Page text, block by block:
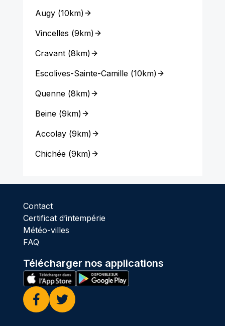
Augy(10km)
Vincelles (9km)
Cravant(8km)
Escolives-Sainte-Camille(10km)
Quenne(8km)
Beine(9km)
Accolay(9km)
Chichée(9km)
Contact
Certificat d’intempérie
Météo-villes
FAQ
Télécharger nos applications
Facebook
Twitter